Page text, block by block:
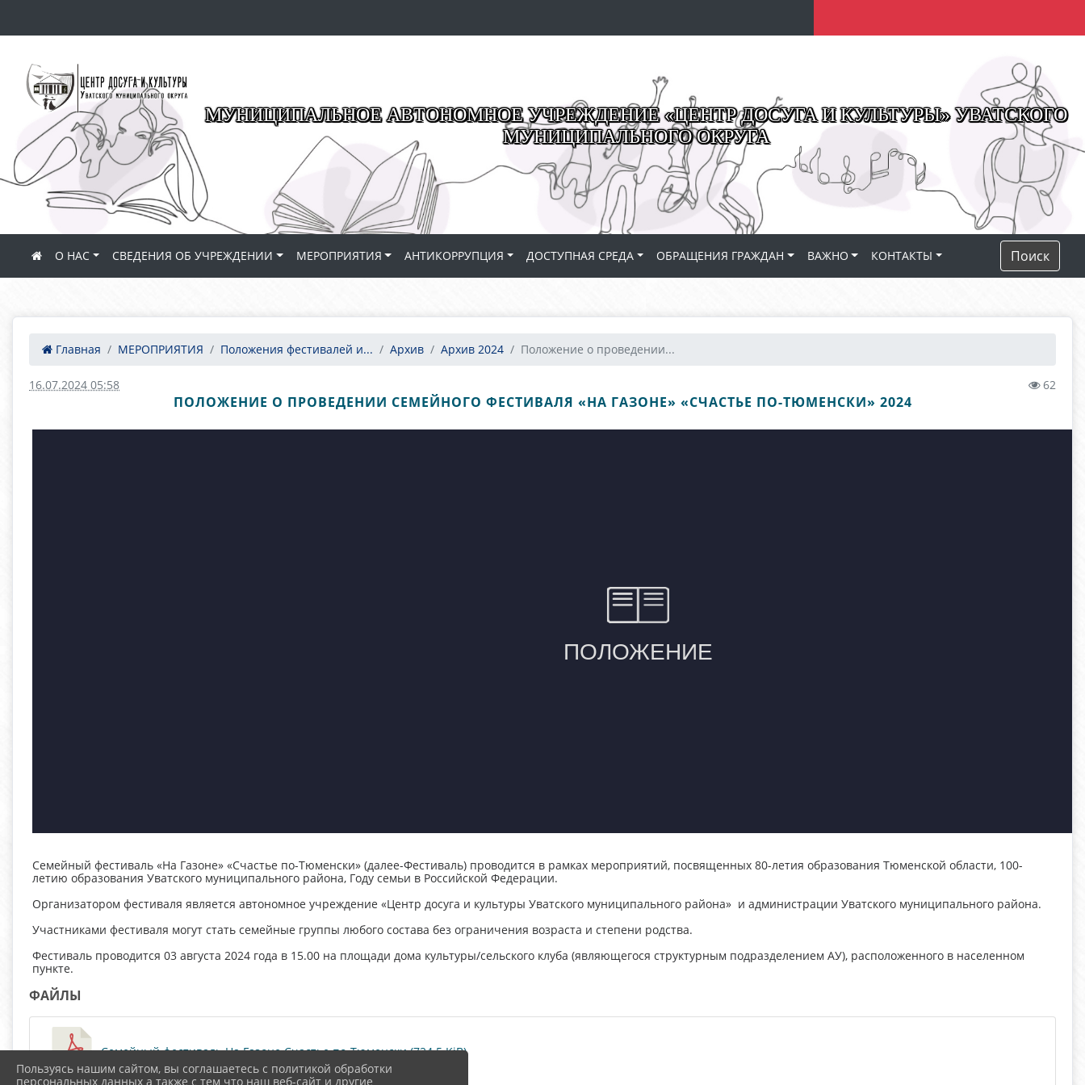
МУНИЦИПАЛЬНОЕ АВТОНОМНОЕ УЧРЕЖДЕНИЕ «ЦЕНТР ДОСУГА И КУЛЬТУРЫ» УВАТСКОГО
МУНИЦИПАЛЬНОГО ОКРУГА
О НАС СВЕДЕНИЯ ОБ УЧРЕЖДЕНИИ МЕРОПРИЯТИЯ АНТИКОРРУПЦИЯ ДОСТУПНАЯ СРЕДА ОБРАЩЕНИЯ ГРАЖДАН ВАЖНО КОНТАКТЫ Поиск
Главная МЕРОПРИЯТИЯ Положения фестивалей и... Архив Архив 2024 Положение о проведении...
16.07.2024 05:58 62
ПОЛОЖЕНИЕ О ПРОВЕДЕНИИ СЕМЕЙНОГО ФЕСТИВАЛЯ «НА ГАЗОНЕ» «СЧАСТЬЕ ПО-ТЮМЕНСКИ» 2024
Семейный фестиваль «На Газоне» «Счастье по-Тюменски» (далее-Фестиваль) проводится в рамках мероприятий, посвященных 80-летия образования Тюменской области, 100-
летию образования Уватского муниципального района, Году семьи в Российской Федерации.
Организатором фестиваля является автономное учреждение «Центр досуга и культуры Уватского муниципального района» и администрации Уватского муниципального района.
Участниками фестиваля могут стать семейные группы любого состава без ограничения возраста и степени родства.
Фестиваль проводится 03 августа 2024 года в 15.00 на площади дома культуры/сельского клуба (являющегося структурным подразделением АУ), расположенного в населенном
пункте.
ФАЙЛЫ
Семейный фестиваль На Газоне Счастье по-Тюменски (724.5 KiB)
Пользуясь нашим сайтом, вы соглашаетесь с политикой обработки
персональных данных а также с тем что наш веб-сайт и другие